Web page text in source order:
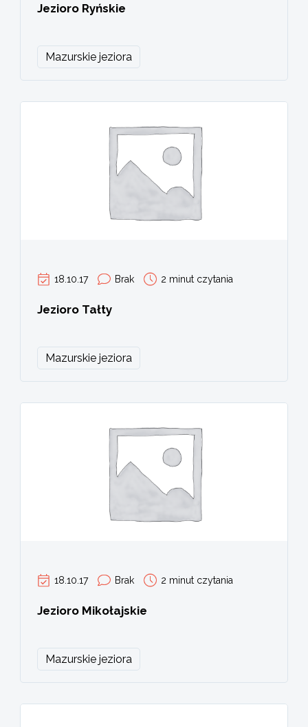
Jezioro Ryńskie
Mazurskie jeziora
18.10.17 Brak 2 minut czytania
Jezioro Tałty
Mazurskie jeziora
18.10.17 Brak 2 minut czytania
Jezioro Mikołajskie
Mazurskie jeziora